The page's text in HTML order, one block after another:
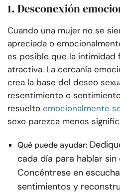
1. Desconexión
Cuando una mujer no se
apreciada o
es posible que la intimidad
atractiva. La cercanía
crea la base del deseo
resentimiento o
resuelto emocionalmente
sexo parezca menos
Qué puede ayudar:
cada día para hablar
Concéntrese en
sentimientos y